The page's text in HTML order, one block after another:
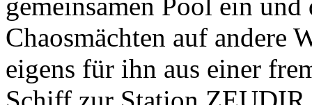
Chaosmächten auf andere
eigens für ihn aus einer